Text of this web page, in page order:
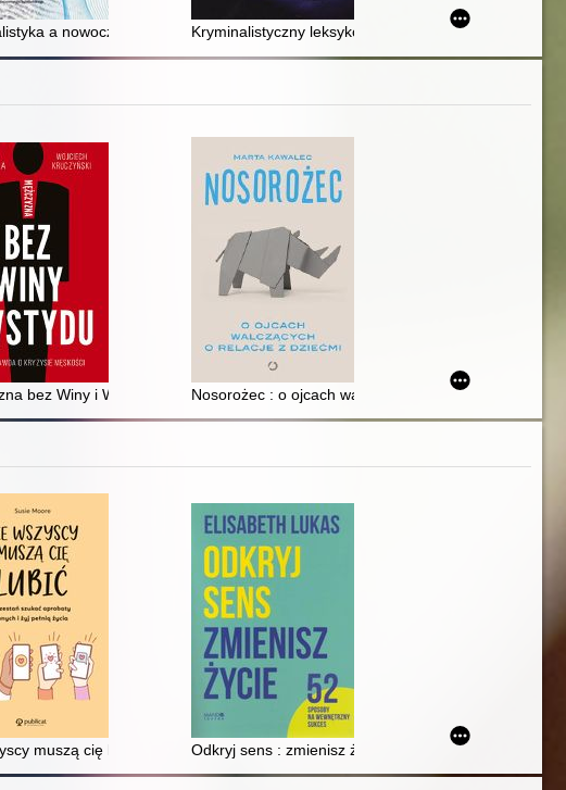
wyzwania dla prawa karnego i kryminologii
a nowoczesne technologieKryminalistyczny leksykon śledztwa
bez Winy i Wstydu : cała prawda o kryzysie męskości
Nosorożec : o ojcach walczących o relacje z dziećmi
muszą cię lubić : przestań szukać aprobaty innych i żyj pełnią życia
Odkryj sens : zmienisz życie : 52 sposoby na